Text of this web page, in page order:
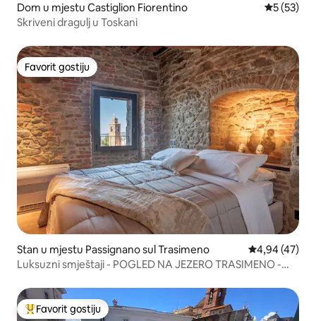
Dom u mjestu Castiglion Fiorentino Prosječna
5 (53)
Skriveni dragulj u Toskani
Favorit gostiju
Favorit gostiju
Stan u mjestu Passignano sul Trasimeno Prosječna
4,94 (47)
Luksuzni smještaji - POGLED NA JEZERO TRASIMENO -
Glavni favorit gostiju
Favorit gostiju